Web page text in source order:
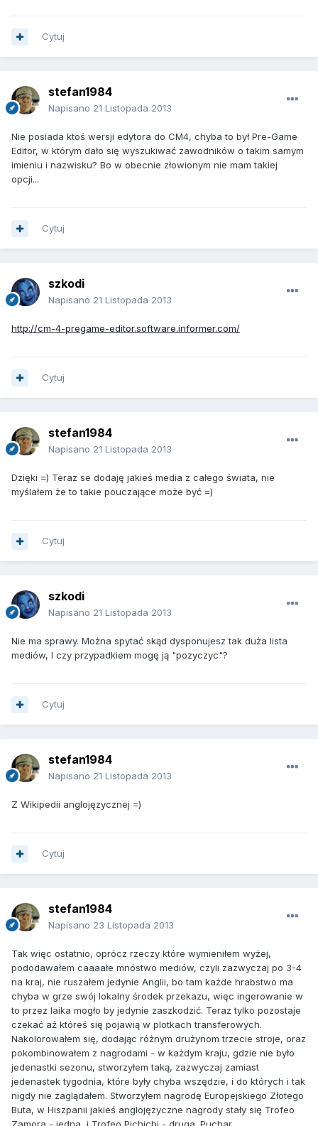
Cytuj
stefan1984
Napisano 21 Listopada 2013
Nie posiada ktoś wersji edytora do CM4, chyba to był Pre-Game
Editor, w którym dało się wyszukiwać zawodników o takim samym
imieniu i nazwisku? Bo w obecnie złowionym nie mam takiej
opcji...
Cytuj
szkodi
Napisano 21 Listopada 2013
http://cm-4-pregame-editor.software.informer.com/
Cytuj
stefan1984
Napisano 21 Listopada 2013
Dzięki =) Teraz se dodaję jakieś media z całego świata, nie
myślałem że to takie pouczające może być =)
Cytuj
szkodi
Napisano 21 Listopada 2013
Nie ma sprawy. Można spytać skąd dysponujesz tak duża lista
mediów, I czy przypadkiem mogę ją "pozyczyc"?
Cytuj
stefan1984
Napisano 21 Listopada 2013
Z Wikipedii anglojęzycznej =)
Cytuj
stefan1984
Napisano 23 Listopada 2013
Tak więc ostatnio, oprócz rzeczy które wymieniłem wyżej,
pododawałem caaaałe mnóstwo mediów, czyli zazwyczaj po 3-4
na kraj, nie ruszałem jedynie Anglii, bo tam każde hrabstwo ma
chyba w grze swój lokalny środek przekazu, więc ingerowanie w
to przez laika mogło by jedynie zaszkodzić. Teraz tylko pozostaje
czekać aż któreś się pojawią w plotkach transferowych.
Nakolorowałem się, dodając różnym drużynom trzecie stroje, oraz
pokombinowałem z nagrodami - w każdym kraju, gdzie nie było
jedenastki sezonu, stworzyłem taką, zazwyczaj zamiast
jedenastek tygodnia, które były chyba wszędzie, i do których i tak
nigdy nie zaglądałem. Stworzyłem nagrodę Europejskiego Złotego
Buta, w Hiszpanii jakieś anglojęzyczne nagrody stały się Trofeo